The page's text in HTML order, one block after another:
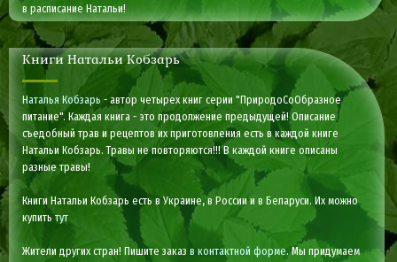
в расписание Натальи!
Книги Натальи Кобзарь
Наталья Кобзарь - автор четырех книг серии "ПриродоСоОбразное
питание". Каждая книга - это продолжение предыдущей! Описание
съедобный трав и рецептов их приготовления есть в каждой книге
Натальи Кобзарь. Травы не повторяются!!! В каждой книге описаны
разные травы!
Книги Натальи Кобзарь есть в Украине, в России и в Беларуси. Их можно
купитьтут
Жители других стран! Пишите заказв контактной форме. Мы придумаем